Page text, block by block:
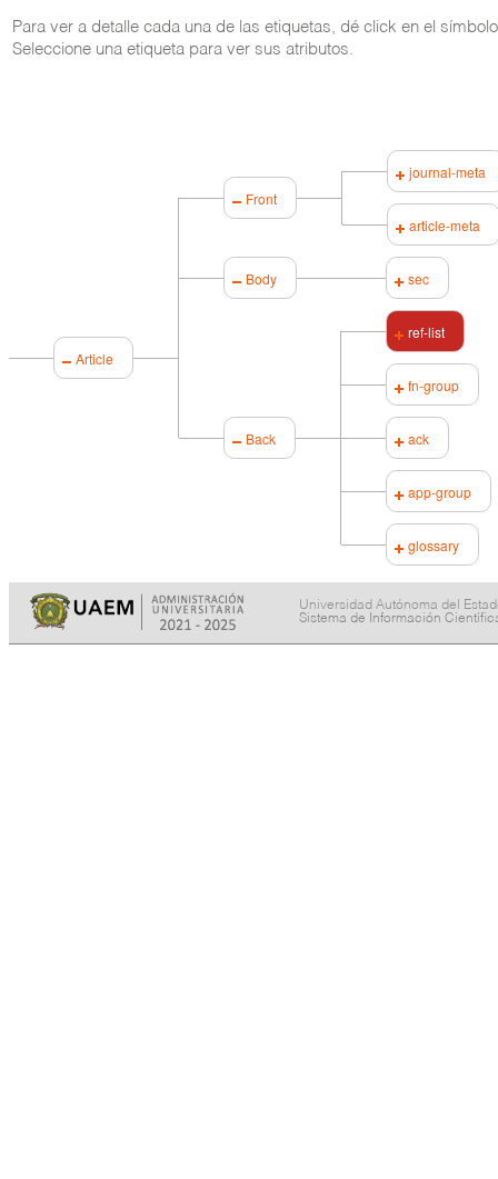
Para ver a detalle cada una de las etiquetas, dé click en el
Seleccione una etiqueta para ver sus atributos.
Article
Front
journal-meta
article-meta
Body sec
Back
ref-list
fn-group
ack
app-group
glossary
Universidad Autónoma del
Sistema de Información